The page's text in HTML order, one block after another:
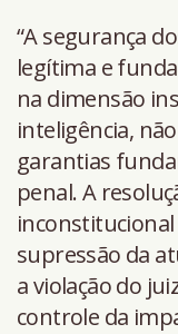
“A segurança
legítima e
na dimensão
inteligência,
garantias
penal. A
supressão da
a violação do
controle da